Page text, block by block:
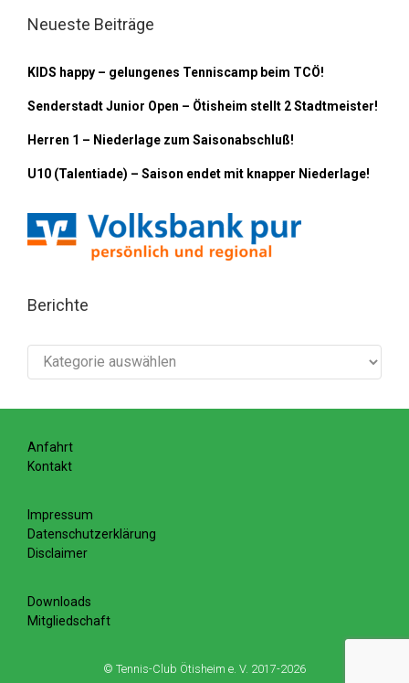
Neueste Beiträge
KIDS happy – gelungenes Tenniscamp beim TCÖ!
Senderstadt Junior Open – Ötisheim stellt 2 Stadtmeister!
Herren 1 – Niederlage zum Saisonabschluß!
U10 (Talentiade) – Saison endet mit knapper Niederlage!
Berichte
Berichte
Anfahrt
Kontakt
Impressum
Datenschutzerklärung
Disclaimer
Downloads
Mitgliedschaft
© Tennis-Club Ötisheim e. V. 2017-2026